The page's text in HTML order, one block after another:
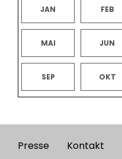
JAN FEB
MAI JUN
SEP OKT
Presse Kontakt